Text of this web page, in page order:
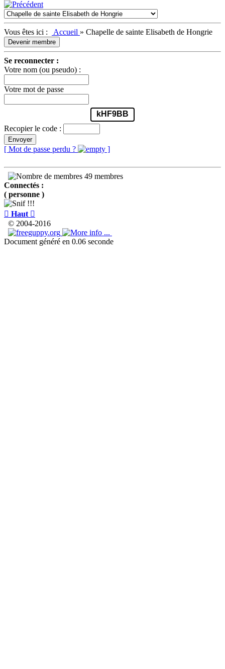
Vous êtes ici : Accueil » Chapelle de sainte Elisabeth de Hongrie
Devenir membre
Se reconnecter :
Votre nom (ou pseudo) :
Votre mot de passe
kHF9BB
Recopier le code :
Envoyer
[ Mot de passe perdu ? ]
49 membres
Connectés :
( personne )
 Haut 
© 2004-2016
Document généré en 0.06 seconde